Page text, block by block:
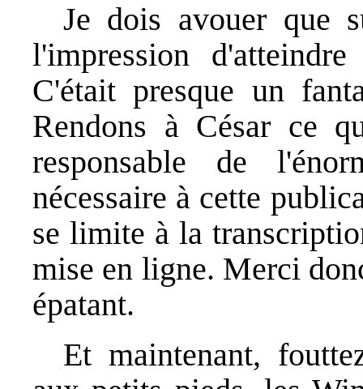
Je dois avouer que
l'impression
C'était presque un
Rendons à César ce
responsable de
nécessaire à cette
se limite à la
mise en ligne. Merci
épatant.
Et maintenant,